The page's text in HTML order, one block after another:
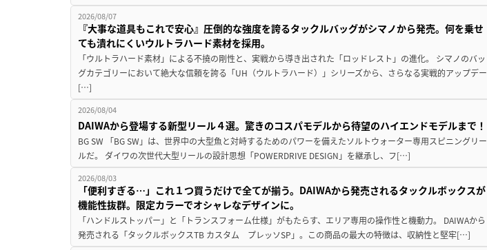
2026/08/07
『大事な道具もこれで安心』圧倒的な強度を誇るタックルバッグがシマノから発売。何を乗せ
ても潰れにくいウルトラハード素材を採用。
「ウルトラハード素材」による不撓の剛性と、実戦から導き出された「ロッドレスト」の進化。 シマノのバッ
グカテゴリーにおいて絶大な信頼を誇る「UH（ウルトラハード）」シリーズから、さらなる実戦的アップデー
[…]
2026/08/04
DAIWAから登場する新型リール４選。驚きのコスパモデルから待望のハイエンドモデルまで！
BG SW 「BG SW」は、世界中の大型魚と対峙するためのパワーを備えたソルトウォーター専用スピニングリー
ルだ。 ダイワの次世代大型リールの設計思想「POWERDRIVE DESIGN」を継承し、フ[…]
2026/08/03
「便利すぎる…」これ１つ買うだけで全てが揃う。DAIWAから発売されるタックルボックスが
機能性抜群。限定カラーでオシャレなデザインに。
「ハンドルストッパー」と「トランスフォーム仕様」がもたらす、エリア専用の操作性と機動力。 DAIWAから
発売される「タックルボックスTB カスタム プレッソSP」。この商品の最大の特徴は、収納性と堅牢[…]